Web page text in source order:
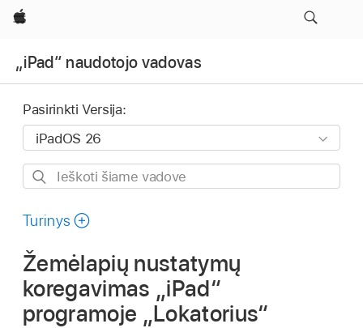
Apple
„iPad“ naudotojo vadovas
Pasirinkti Versija:
Ieškoti
vadove
Turinys
Žemėlapių nustatymų
koregavimas „iPad“
programoje „Lokatorius“